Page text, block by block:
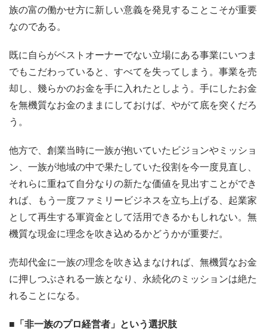
族の富の働かせ方に新しい意義を発見することこそが重要
なのである。
既に自らがベストオーナーでない立場にある事業にいつま
でもこだわっていると、すべてを失ってしまう。事業を売
却し、幾らかのお金を手に入れたとしよう。手にしたお金
を無機質なお金のままにしておけば、やがて底を突くだろ
う。
他方で、創業当時に一族が抱いていたビジョンやミッショ
ン、一族が地域の中で果たしていた役割を今一度見直し、
それらに重ねて自分なりの新たな価値を見出すことができ
れば、もう一度ファミリービジネスを立ち上げる、起業家
として再生する軍資金として活用できるかもしれない。無
機質な現金に理念を吹き込めるかどうかが重要だ。
売却代金に一族の理念を吹き込まなければ、無機質なお金
に押しつぶされる一族となり、永続化のミッションは絶た
れることになる。
■「非一族のプロ経営者」という選択肢